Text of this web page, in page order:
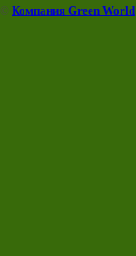
© Компания Green World